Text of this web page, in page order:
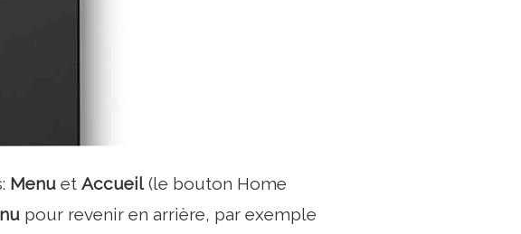
Menu et Accueil(le bouton Home
pour revenir en arrière, par exemple